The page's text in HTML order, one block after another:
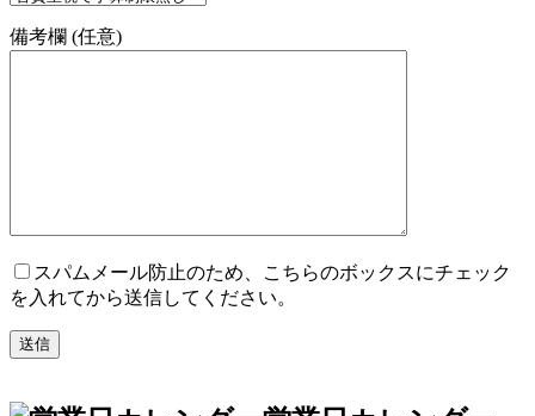
備考欄 (任意)
スパムメール防止のため、こちらのボックスにチェック
を入れてから送信してください。